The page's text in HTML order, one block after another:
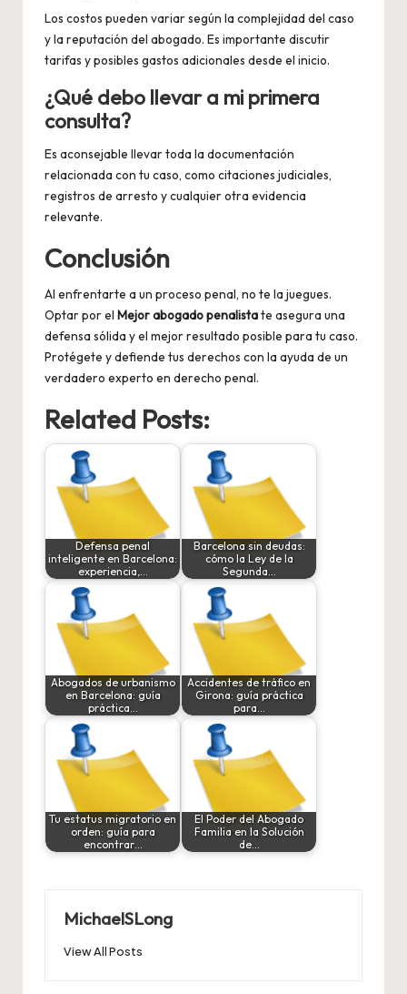
Los costos pueden variar según la complejidad del caso
y la reputación del abogado. Es importante discutir
tarifas y posibles gastos adicionales desde el inicio.
¿Qué debo llevar a mi primera
consulta?
Es aconsejable llevar toda la documentación
relacionada con tu caso, como citaciones judiciales,
registros de arresto y cualquier otra evidencia
relevante.
Conclusión
Al enfrentarte a un proceso penal, no te la juegues.
Optar por el Mejor abogado penalistate asegura una
defensa sólida y el mejor resultado posible para tu caso.
Protégete y defiende tus derechos con la ayuda de un
verdadero experto en derecho penal.
Related Posts:
Defensa penal
inteligente en Barcelona:
experiencia,…
Barcelona sin deudas:
cómo la Ley de la
Segunda…
Abogados de urbanismo
en Barcelona: guía
práctica…
Accidentes de tráfico en
Girona: guía práctica
para…
Tu estatus migratorio en
orden: guía para
encontrar…
El Poder del Abogado
Familia en la Solución
de…
MichaelSLong
View All Posts